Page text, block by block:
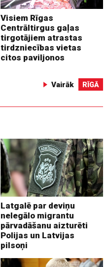
Visiem Rīgas
Centrāltirgus gaļas
tirgotājiem atrastas
tirdzniecības vietas
citos paviljonos
Vairāk RĪGĀ
Latgalē par deviņu
nelegālo migrantu
pārvadāšanu aizturēti
Polijas un Latvijas
pilsoņi